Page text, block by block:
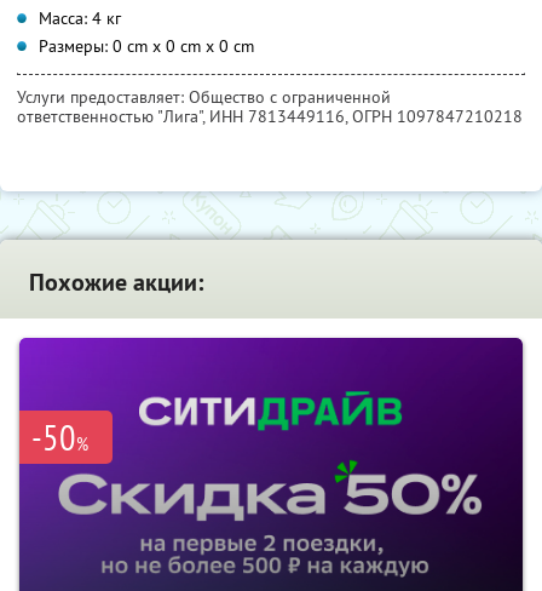
Масса: 4 кг
Размеры: 0 cm x 0 cm x 0 cm
Услуги предоставляет: Общество с ограниченной
ответственностью "Лига", ИНН 7813449116, ОГРН 1097847210218
Похожие акции:
-50%